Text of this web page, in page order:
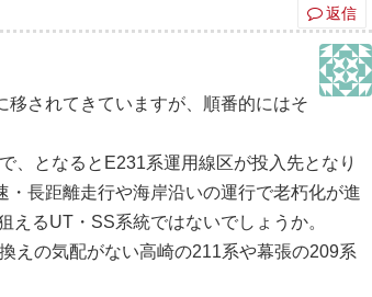
返信
されてきていますが、順番的にはそ
、となるとE231系運用線区が投入先となり
長距離走行や海岸沿いの運行で老朽化が進
るUT・SS系統ではないでしょうか。
えの気配がない高崎の211系や幕張の209系